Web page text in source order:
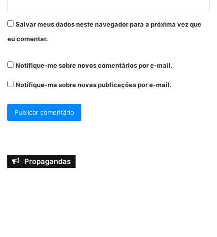
Salvar meus dados neste navegador para a próxima vez que
eu comentar.
Notifique-me sobre novos comentários por e-mail.
Notifique-me sobre novas publicações por e-mail.
Propagandas